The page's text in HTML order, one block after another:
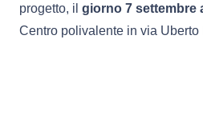
progetto, il giorno 7 settembre
Centro polivalente in via Uberto